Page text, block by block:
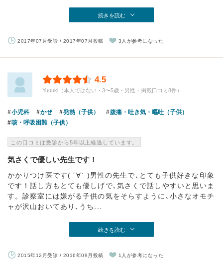
続きを読む
2017年07月受診 / 2017年07月投稿 3人が参考になった
4.5
Yuuuki（本人ではない・3〜5歳・男性・掲載口コミ8件）
小児科 かぜ 発熱（子供）
腹痛・吐き気・嘔吐（子供）
咳・呼吸困難（子供）
この口コミは受診から5年以上経過しています。
気さくで優しい先生です！
かかりつけ医です( ´∀` )男性の先生で､とても子供好きな印象
です！話し方もとても優しげで､気さくで話しやすいと思いま
す。診察室には嫌がる子供の気をそらすように､小さなオモチ
ャが沢山おいてあり､うち...
続きを読む
2015年12月受診 / 2016年09月投稿 1人が参考になった